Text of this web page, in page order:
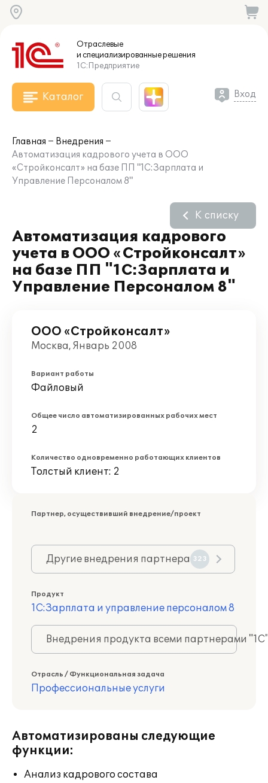
Отраслевые
и специализированныерешения
1С:Предприятие
Каталог Вход
Главная
Внедрения
Автоматизация кадрового учета в ООО
«Стройконсалт» на базе ПП "1С:Зарплата и
Управление Персоналом 8"
Автоматизация кадрового
учета в ООО «Стройконсалт»
на базе ПП "1С:Зарплата и
Управление Персоналом 8"
К списку
ООО «Стройконсалт»
Москва, Январь 2008
Вариант работы
Файловый
Общее число автоматизированных рабочих мест
2
Количество одновременно работающих клиентов
Толстый клиент: 2
Партнер, осуществивший внедрение/проект
Другие внедрения партнера 323
Продукт
1С:Зарплата и управление персоналом 8
Внедрения продукта всеми партнерами
Отрасль / Функциональная задача
Профессиональные услуги
Автоматизированы следующие
функции:
Анализ кадрового состава